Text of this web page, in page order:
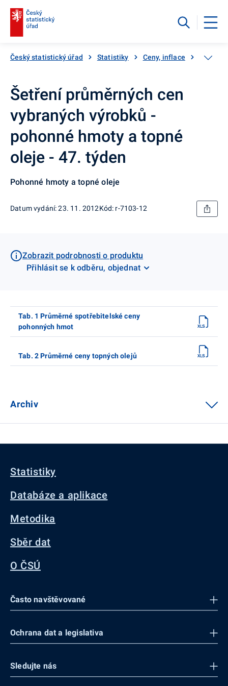
Český statistický úřad Statistiky Ceny, inflace
Šetření průměrných cen
vybraných výrobků -
pohonné hmoty a topné
oleje - 47. týden
Pohonné hmoty a topné oleje
Datum vydání: 23. 11. 2012Kód: r-7103-12
Zobrazit podrobnosti o produktu
Přihlásit se k odběru, objednat
Tab. 1 Průměrné spotřebitelské ceny
pohonných hmot
Tab. 2 Průměrné ceny topných olejů
Archiv
Statistiky
Databáze a aplikace
Metodika
Sběr dat
O ČSÚ
Často navštěvované
Ochrana dat a legislativa
Sledujte nás